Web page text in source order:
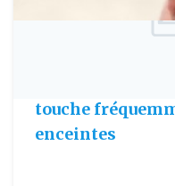
touche
enceintes